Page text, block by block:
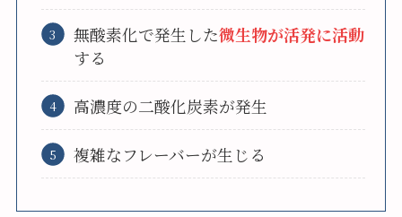
無酸素化で発生した微生物が活発に活動
する
高濃度の二酸化炭素が発生
複雑なフレーバーが生じる